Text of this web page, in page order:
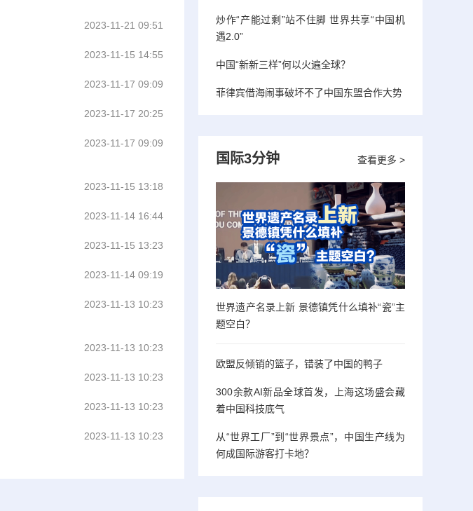
2023-11-21 09:51
2023-11-15 14:55
2023-11-17 09:09
2023-11-17 20:25
2023-11-17 09:09
2023-11-15 13:18
2023-11-14 16:44
2023-11-15 13:23
2023-11-14 09:19
2023-11-13 10:23
2023-11-13 10:23
2023-11-13 10:23
2023-11-13 10:23
2023-11-13 10:23
炒作“产能过剩”站不住脚 世界共享“中国机
遇2.0”
中国“新新三样”何以火遍全球？
菲律宾借海闹事破坏不了中国东盟合作大势
查看更多 >
国际3分钟
世界遗产名录上新 景德镇凭什么填补“瓷”主
题空白？
欧盟反倾销的篮子，错装了中国的鸭子
300余款AI新品全球首发，上海这场盛会藏
着中国科技底气
从“世界工厂”到“世界景点”，中国生产线为
何成国际游客打卡地？